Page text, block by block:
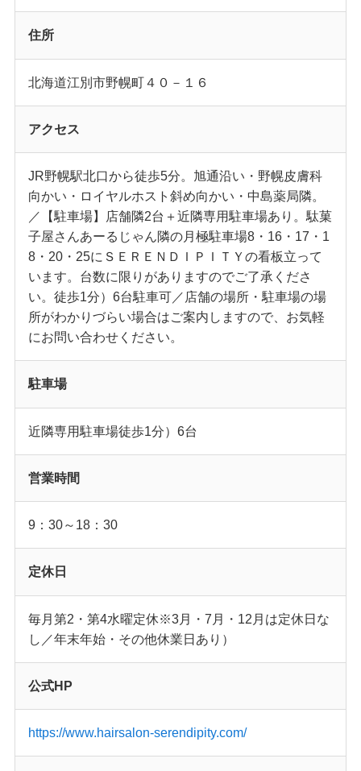
住所
北海道江別市野幌町４０－１６
アクセス
JR野幌駅北口から徒歩5分。旭通沿い・野幌皮膚科
向かい・ロイヤルホスト斜め向かい・中島薬局隣。
／【駐車場】店舗隣2台＋近隣専用駐車場あり。駄菓
子屋さんあーるじゃん隣の月極駐車場8・16・17・1
8・20・25にＳＥＲＥＮＤＩＰＩＴＹの看板立って
います。台数に限りがありますのでご了承くださ
い。徒歩1分）6台駐車可／店舗の場所・駐車場の場
所がわかりづらい場合はご案内しますので、お気軽
にお問い合わせください。
駐車場
近隣専用駐車場徒歩1分）6台
営業時間
9：30～18：30
定休日
毎月第2・第4水曜定休※3月・7月・12月は定休日な
し／年末年始・その他休業日あり）
公式HP
https://www.hairsalon-serendipity.com/